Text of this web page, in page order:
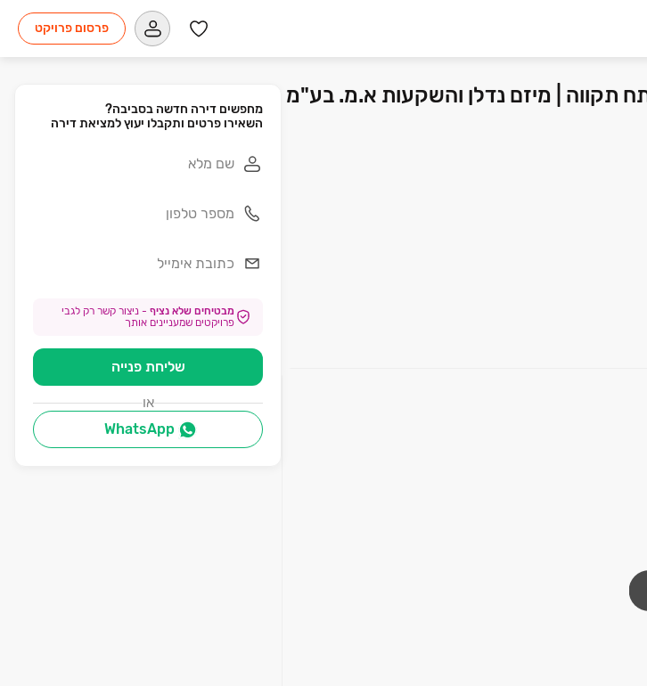
פרסום פרויקט
השאירו פרטים ותקבלו יעוץ למציאת דירה
מבטיחים שלא נציף - ניצור קשר רק לגבי
פרויקטים שמעניינים אותך
שליחת פנייה
או
WhatsApp